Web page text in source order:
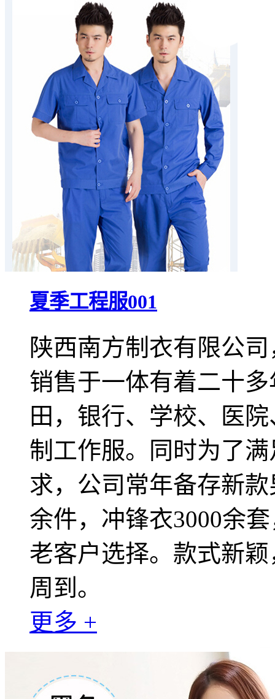
夏季工程服001
陕西南方制衣有限公
销售于一体有着二十
田，银行、学校、医
制工作服。同时为了
求，公司常年备存新
余件，冲锋衣3000余
老客户选择。款式新
周到。
更多 +